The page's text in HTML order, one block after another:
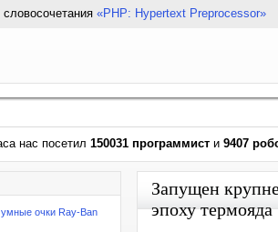
словосочетания «PHP: Hypertext Preprocessor»
нас посетил 150031 программист и 9407
очки Ray-Ban
Запущен
эпоху термояда